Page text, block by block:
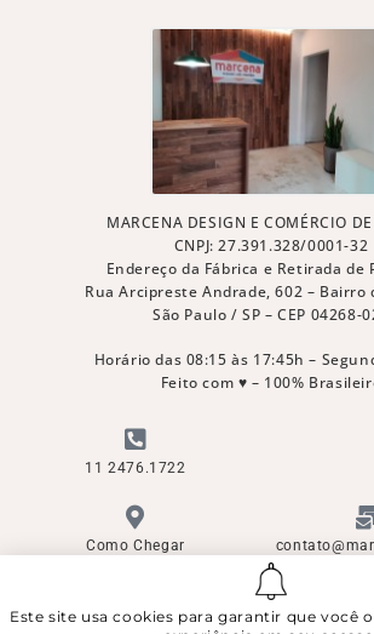
MARCENA DESIGN E COMÉRCIO
CNPJ: 27.391.328/0001-32
Endereço da Fábrica e Retirada de
Rua Arcipreste Andrade, 602 – Bairro
São Paulo / SP – CEP 04268-
Horário das 08:15 às 17:45h –
Feito com ♥ – 100%
11 2476.1722
Como Chegar
© Direitos Reservados -
Este site usa cookies para garantir que você